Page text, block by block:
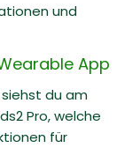
und
App
du am
Pro, welche
für